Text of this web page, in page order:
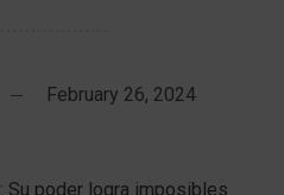
February 26, 2024